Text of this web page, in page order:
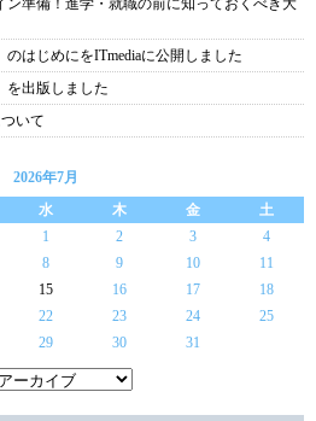
ン準備！進学・就職の前に知っておくべき大
のはじめにをITmediaに公開しました
を出版しました
いて
2026年7月
水 木 金
土
1
2 3
4
8 9 10
11
15 16 17
18
22 23 24
25
29 30 31